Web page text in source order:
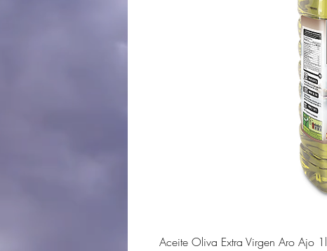
Aceite Oliva Extra Virgen Aro Ajo 1l